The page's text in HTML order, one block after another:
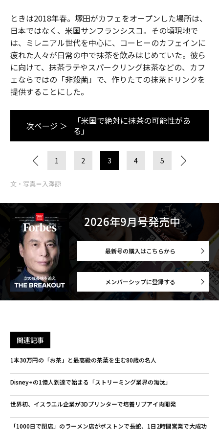
ときは2018年春。塚田がカフェをオープンした場所は、
日本ではなく、米国サンフランシスコ。その頃現地で
は、ミレニアル世代を中心に、コーヒーのカフェインに
疲れた人々が日常の中で抹茶を飲みはじめていた。彼ら
に向けて、抹茶ラテやスパークリング抹茶などの、カフ
ェならではの「非殺菌」で、作りたての抹茶ドリンクを
提供することにした。
次ページ ＞
「米国で絶対に抹茶の可能性があ
る」
1 2 3 4 5
文・写真＝入澤諒
2026年9月号発売中
最新号の購入はこちらから
メンバーシップに登録する
関連記事
1本30万円の「お茶」と最高級の茶葉を生む80歳の名人
Disney+の1億人到達で始まる「ストリーミング業界の淘汰」
世界初、イスラエル企業が3Dプリンターで培養リブアイ肉開発
「1000日で閉店」のラーメン店がボストンで長蛇、1日2時間営業で大成功